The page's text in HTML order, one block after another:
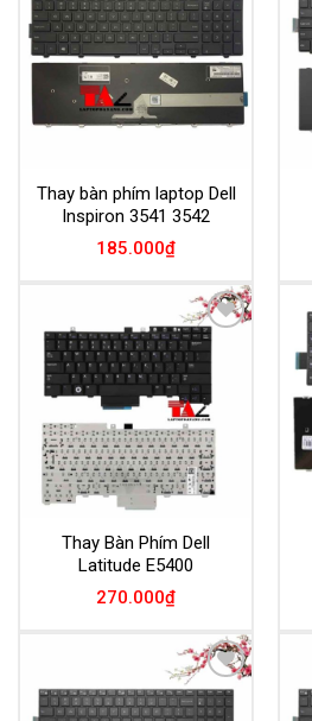
Wishlist
Thay bàn phím laptop Dell
Inspiron 3541 3542
185.000₫
Add to
Wishlist
Thay Bàn Phím Dell
Latitude E5400
270.000₫
Add to
Wishlist